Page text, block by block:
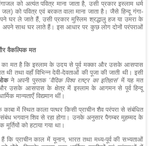
को अत्यंत पवित्र माना जाता है, उसी प्रकार इस्लाम धर्म
को पवित्र एवं बरकत वाला माना जाता है। जैसे हिन्दू गंगा-
घर ले जाते हैं, उसी प्रकार मुस्लिम श्रद्धालु हज या उमरा के
साथ घर लाते हैं। इस आधार पर कुछ लोग दोनों परंपराओं
वैकल्पिक मत
का मत है कि इस्लाम के उदय से पूर्व मक्का और उसके आसपास
थी तथा वहाँ विभिन्न देवी-देवताओं की पूजा की जाती थी। इसी
ने अपनी पुस्तक ‘वैदिक विश्व राष्ट्र का इतिहास’ में यह मत
उसके आसपास के क्षेत्र में इस्लाम के आगमन से पूर्व हिन्दू
मान्यताएँ विद्यमान थीं।
काबा में स्थित काला पत्थर किसी प्राचीन शैव परंपरा से संबंधित
भगवान शिव से रहा होगा। उनके अनुसार पैगम्बर मुहम्मद के
को हटाया गया था।
हैं कि प्राचीन काल में यूनान, भारत तथा मध्य-पूर्व की सभ्यताओं